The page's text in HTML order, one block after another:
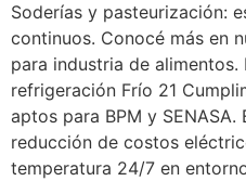
Soderías y pasteurización:
continuos. Conocé más en
para industria de
refrigeración Frío 21
aptos para BPM y
reducción de costos
temperatura 24/7 en